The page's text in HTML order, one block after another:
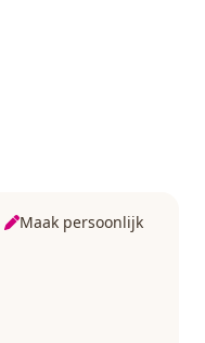
Maak persoonlijk